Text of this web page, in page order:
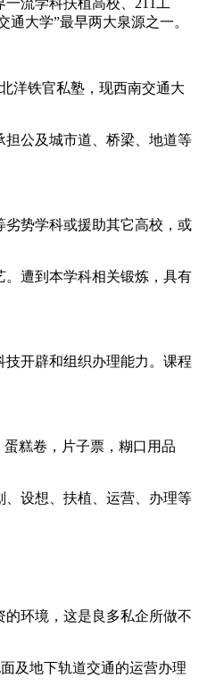
大学”最早两大泉源之一。
洋铁官私塾，现西南交通大
公及城市道、桥梁、地道等
势学科或援助其它高校，或
遭到本学科相关锻炼，具有
开辟和组织办理能力。课程
糕卷，片子票，糊口用品
设想、扶植、运营、办理等
环境，这是良多私企所做不
及地下轨道交通的运营办理